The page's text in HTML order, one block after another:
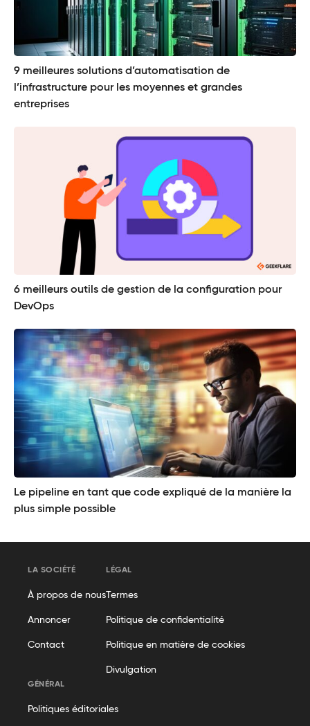
9 meilleures solutions d’automatisation de
l’infrastructure pour les moyennes et grandes
entreprises
6 meilleurs outils de gestion de la configuration pour
DevOps
Le pipeline en tant que code expliqué de la manière la
plus simple possible
LA SOCIÉTÉ
À propos de nous
Annoncer
Contact
LÉGAL
Termes
Politique de confidentialité
Politique en matière de cookies
Divulgation
GÉNÉRAL
Politiques éditoriales